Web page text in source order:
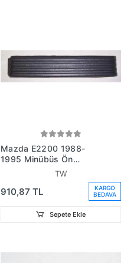
Mazda E2200 1988-
1995 Minübüs Ön
Tampon Ucu Sağ Tırtırlı
(Oem No:Fsc2E50082)
TW
910,87 TL
KARGO
BEDAVA
Sepete Ekle